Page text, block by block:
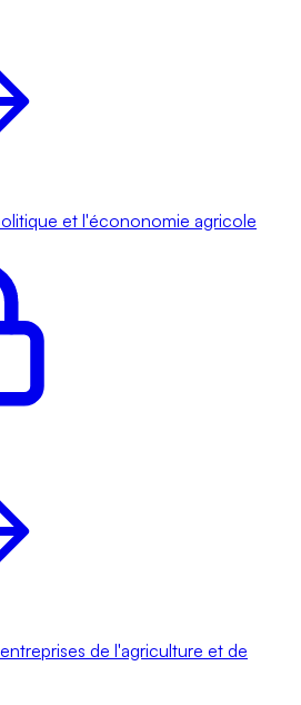
et l'écononomie agricole
de l'agriculture et de